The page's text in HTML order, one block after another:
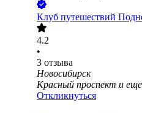
Клуб путешествий
4.2
•
3 отзыва
Новосибирск
Красный проспект и еще
Откликнуться